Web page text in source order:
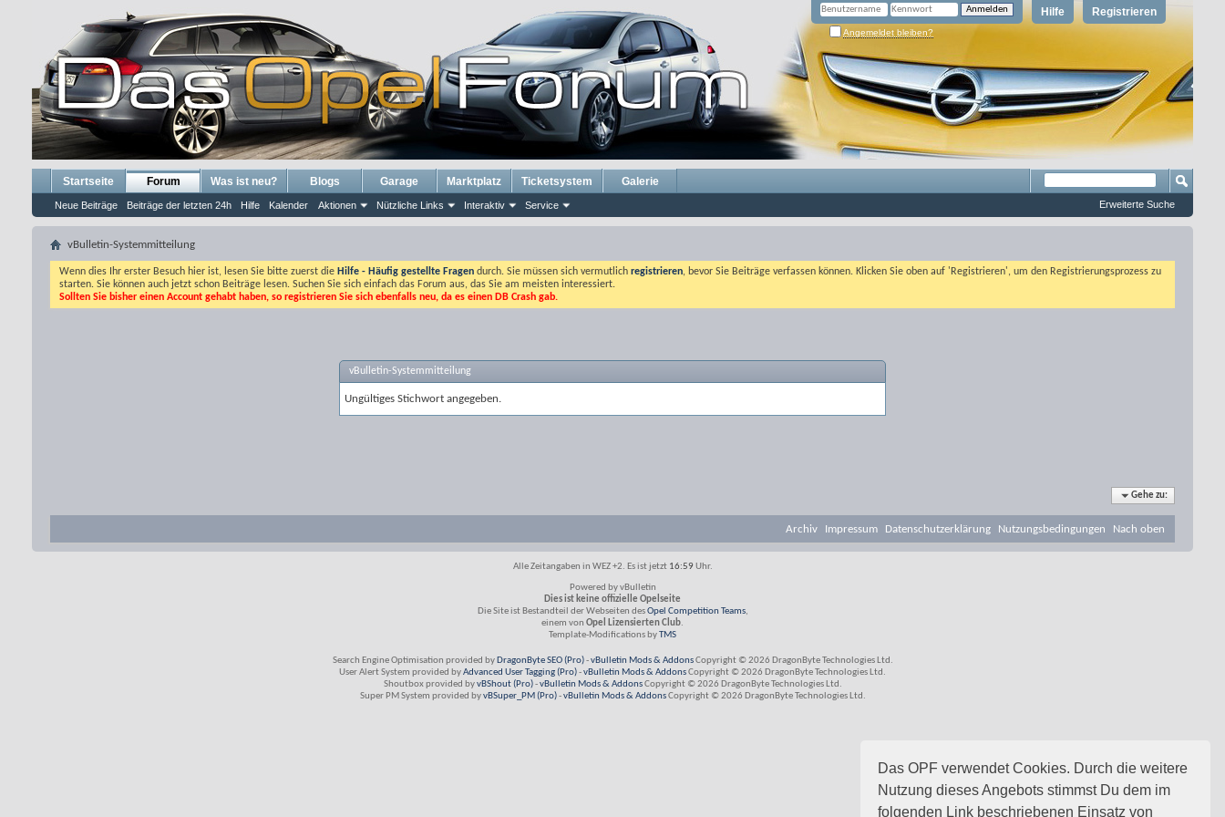
Das OPF verwendet Cookies. Durch die weitere
Nutzung dieses Angebots stimmst Du dem im
folgenden Link beschriebenen Einsatz von
Registrieren
Hilfe
Angemeldet bleiben?
Startseite Forum
Neue Beiträge Beiträge der letzten 24h Hilfe Kalender Aktionen Nützliche Links Interaktiv Service
Was ist neu? Blogs Garage Marktplatz Ticketsystem Galerie
Erweiterte Suche
vBulletin-Systemmitteilung
Wenn dies Ihr erster Besuch hier ist, lesen Sie bitte zuerst die Hilfe - Häufig gestellte Fragen durch. Sie müssen sich vermutlich registrieren, bevor Sie Beiträge verfassen können. Klicken Sie oben auf 'Registrieren', um den Registrierungsprozess zu
starten. Sie können auch jetzt schon Beiträge lesen. Suchen Sie sich einfach das Forum aus, das Sie am meisten interessiert.
Sollten Sie bisher einen Account gehabt haben, so registrieren Sie sich ebenfalls neu, da es einen DB Crash gab.
vBulletin-Systemmitteilung
Ungültiges Stichwort angegeben.
Gehe zu:
Archiv Impressum Datenschutzerklärung Nutzungsbedingungen Nach oben
Alle Zeitangaben in WEZ +2. Es ist jetzt 16:59Uhr.
Powered by vBulletin
Dies ist keine offizielle Opelseite
Die Site ist Bestandteil der Webseiten desOpel Competition Teams,
einem von Opel Lizensierten Club.
Template-Modifications byTMS
Search Engine Optimisation provided by DragonByte SEO (Pro)-vBulletin Mods & AddonsCopyright © 2026 DragonByte Technologies Ltd.
User Alert System provided byAdvanced User Tagging (Pro)-vBulletin Mods & AddonsCopyright © 2026 DragonByte Technologies Ltd.
Shoutbox provided byvBShout (Pro)-vBulletin Mods & AddonsCopyright © 2026 DragonByte Technologies Ltd.
Super PM System provided byvBSuper_PM (Pro)-vBulletin Mods & AddonsCopyright © 2026 DragonByte Technologies Ltd.